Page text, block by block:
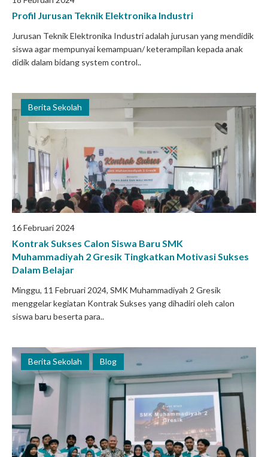
Profil Jurusan Teknik Elektronika Industri
Jurusan Teknik Elektronika Industri adalah jurusan yang mendidik
siswa agar mempunyai kemampuan/ keterampilan kepada anak
didik dalam bidang system control..
Berita Sekolah
16 Februari 2024
Kontrak Sukses Calon Siswa Baru SMK
Muhammadiyah 2 Gresik Tingkatkan Motivasi Sukses
Dalam Belajar
Minggu, 11 Februari 2024, SMK Muhammadiyah 2 Gresik
menggelar kegiatan Kontrak Sukses yang dihadiri oleh calon
siswa baru beserta para..
Berita Sekolah Blog